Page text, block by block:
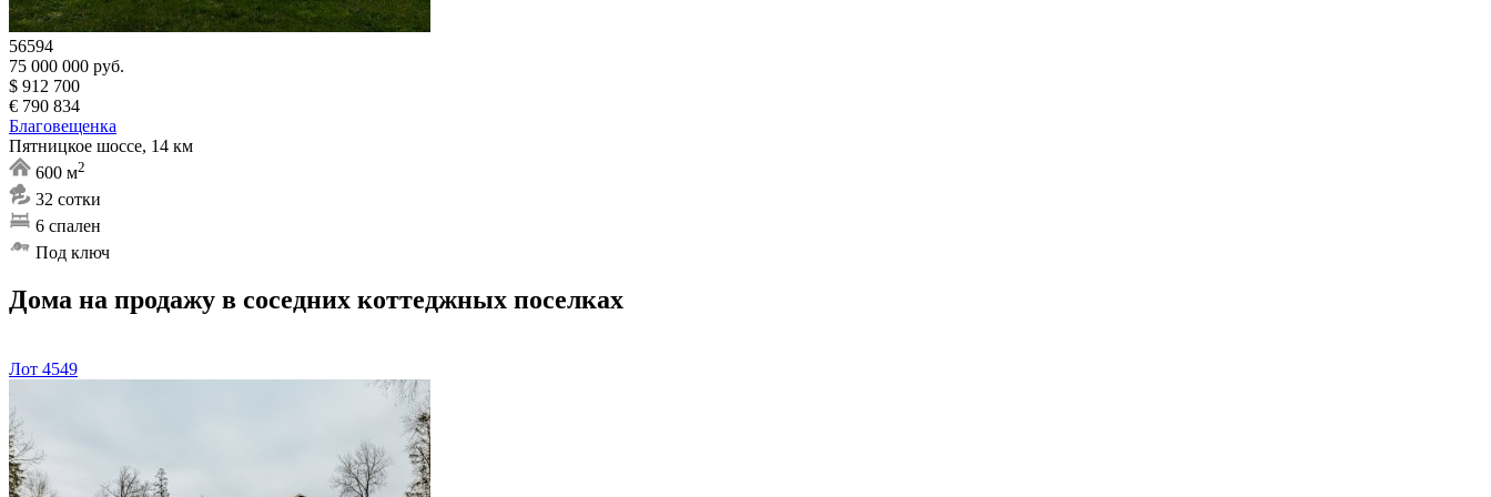
56594
75 000 000 руб.
$ 912 700
€ 790 834
Благовещенка
Пятницкое шоссе, 14 км
600 м2
32 сотки
6 спален
Под ключ
Дома на продажу в соседних коттеджных поселках
Лот 4549